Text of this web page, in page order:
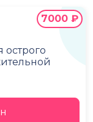
острого
7000 ₽